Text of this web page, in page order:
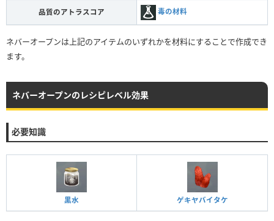
品質のアトラスコア 毒の材料
ネバーオープンは上記のアイテムのいずれかを材料にすることで作成でき
ます。
ネバーオープンのレシピレベル効果
必要知識
黒水 ゲキヤバイタケ